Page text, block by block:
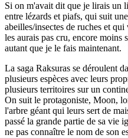
Si on m'avait dit que je lirais un
entre lézards et piafs, qui suit
abeilles/insectes de ruches et
les aurais pas cru, encore moins
autant que je le fais maintenant.
La saga Raksuras se déroulent
plusieurs espèces avec leurs
plusieurs territoires sur un
On suit le protagoniste, Moon,
l'arbre géant qui leurs sert de
passé la grande partie de sa vie
ne pas connaître le nom de son